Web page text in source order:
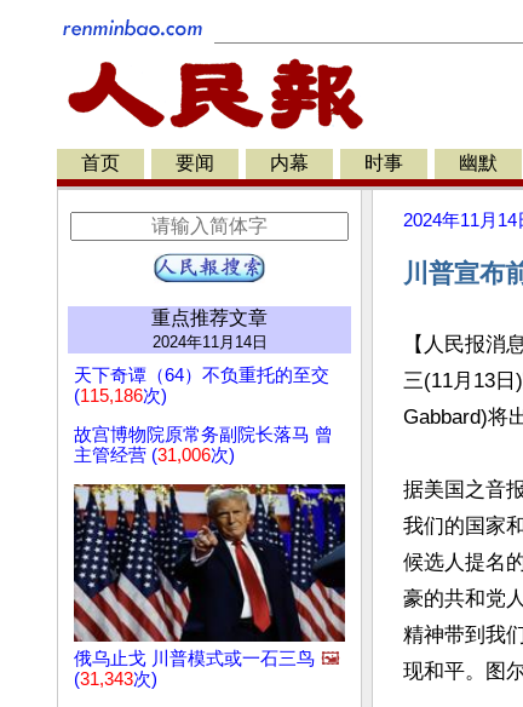
首页 要闻 内幕 时事 幽默
重点推荐文章
2024年11月14日
天下奇谭（64）不负重托的至交
(115,186次)
故宫博物院原常务副院长落马 曾
主管经营 (31,006次)
俄乌止戈 川普模式或一石三鸟 🖼️
(31,343次)
2024年11月14
川普宣布
【人民报消
三(11月13日
Gabbard)将
据美国之音
我们的国家
候选人提名
豪的共和党
精神带到我
现和平。图